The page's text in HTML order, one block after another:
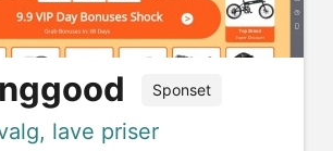
Sponset
lave priser